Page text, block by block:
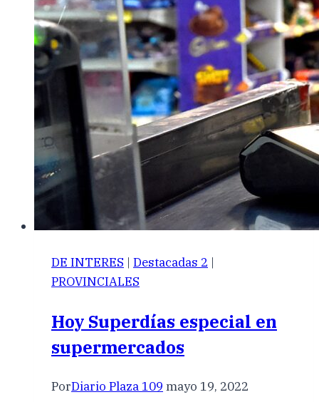
DE INTERES | Destacadas 2 |
PROVINCIALES
Hoy Superdías especial en
supermercados
PorDiario Plaza 109 mayo 19, 2022